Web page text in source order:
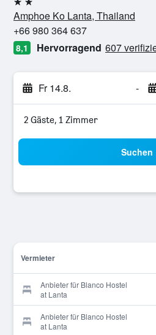
2 Sterne
Amphoe Ko Lanta, Thailand
+66 980 364 637
8,1 Hervorragend 607
Fr 14.8. -
2 Gäste, 1 Zimmer
Suchen
Vermieter
Anbieter für Blanco Hostel
at Lanta
Anbieter für Blanco Hostel
at Lanta